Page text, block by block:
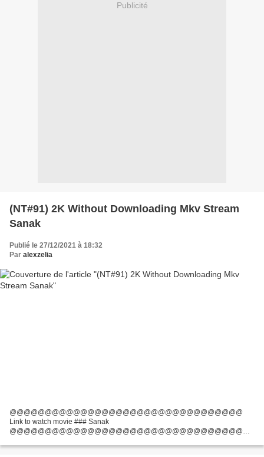
Publicité
(NT#91) 2K Without Downloading Mkv Stream
Sanak
Publié le 27/12/2021 à 18:32
Par alexzelia
@@@@@@@@@@@@@@@@@@@@@@@@@@@@@@@@@
Link to watch movie ### Sanak
@@@@@@@@@@@@@@@@@@@@@@@@@@@@@@@@@
India Writers Movie: Ashish P. Verma Director Movie: Kanishk Varma Actors: